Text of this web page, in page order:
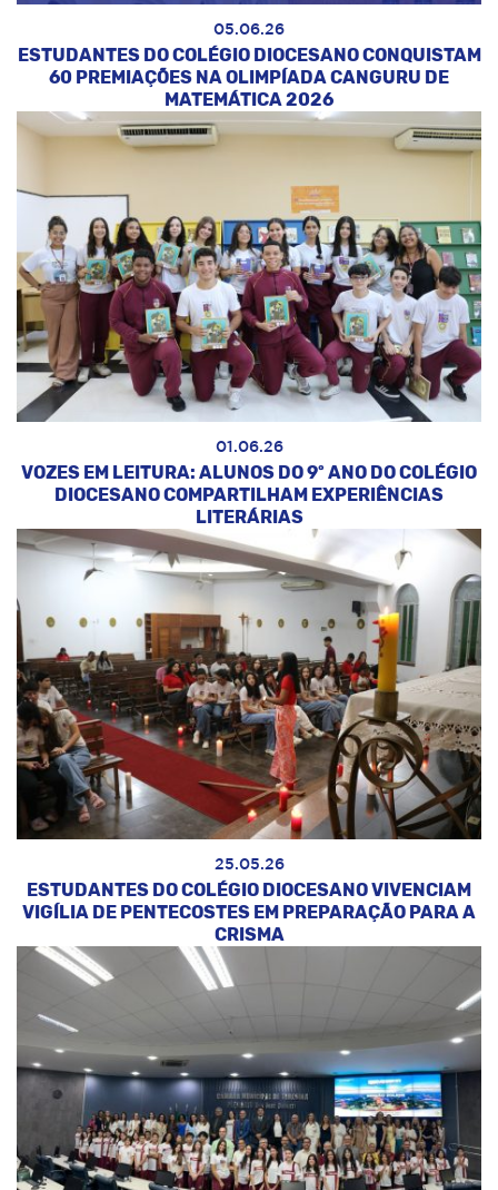
05.06.26
ESTUDANTES DO COLÉGIO DIOCESANO CONQUISTAM
60 PREMIAÇÕES NA OLIMPÍADA CANGURU DE
MATEMÁTICA 2026
01.06.26
VOZES EM LEITURA: ALUNOS DO 9º ANO DO COLÉGIO
DIOCESANO COMPARTILHAM EXPERIÊNCIAS
LITERÁRIAS
25.05.26
ESTUDANTES DO COLÉGIO DIOCESANO VIVENCIAM
VIGÍLIA DE PENTECOSTES EM PREPARAÇÃO PARA A
CRISMA